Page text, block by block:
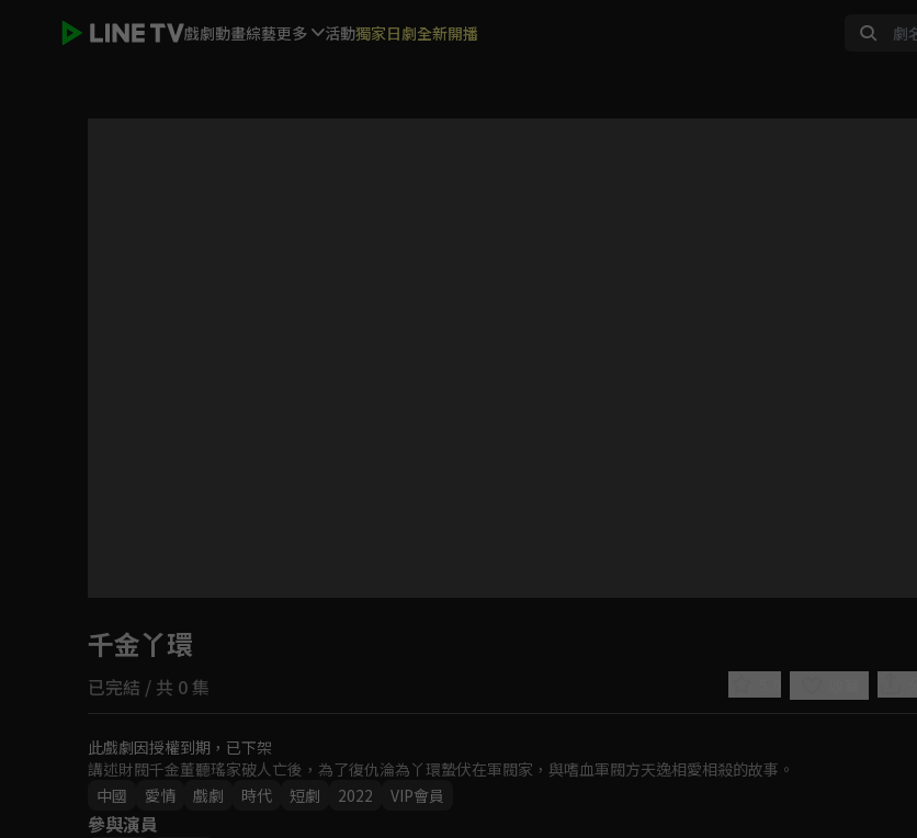
戲劇動畫綜藝更多 活動獨家日劇全新開播
如有不便請見諒
千金丫環
已完結 / 共 0 集
此戲劇因授權到期，已下架
講述財閥千金董聽瑤家破人亡後，為了復仇淪為丫環蟄伏在軍閥家，與嗜血軍閥方天逸相愛相殺的故事。
中國
愛情 戲劇 時代 短劇 2022 VIP會員
參與演員